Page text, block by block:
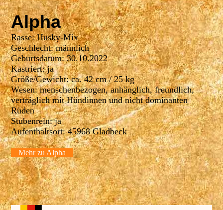
Alpha
Rasse: Husky-Mix
Geschlecht: männlich
Geburtsdatum: 30.10.2022
Kastriert: ja
Größe/Gewicht: ca. 42 cm / 25 kg
Wesen: menschenbezogen, anhänglich, freundlich,
verträglich mit Hündinnen und nicht dominanten
Rüden
Stubenrein: ja
Aufenthaltsort: 45968 Gladbeck
Mehr zu Alpha